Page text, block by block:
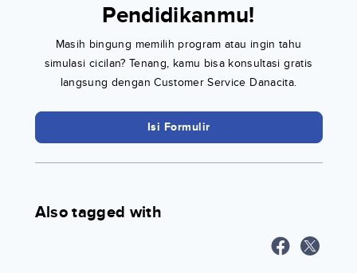
Pendidikanmu!
Masih bingung memilih program atau ingin tahu
simulasi cicilan? Tenang, kamu bisa konsultasi gratis
langsung dengan Customer Service Danacita.
Isi Formulir
Also tagged with